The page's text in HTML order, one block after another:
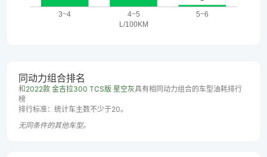
同动力组合排名
和 2022款 金吉拉300 TCS版 星空灰具有相同动力组合的车型油耗排行
榜
排行标准：统计车主数不少于20。
无同条件的其他车型。